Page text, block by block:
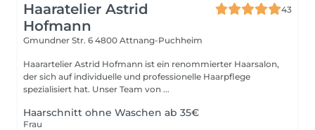
Haaratelier Astrid
Hofmann
43
Gmundner Str. 6 4800 Attnang-Puchheim
Haarartelier Astrid Hofmann ist ein renommierter Haarsalon,
der sich auf individuelle und professionelle Haarpflege
spezialisiert hat. Unser Team von ...
Haarschnitt ohne Waschen ab 35€
Frau